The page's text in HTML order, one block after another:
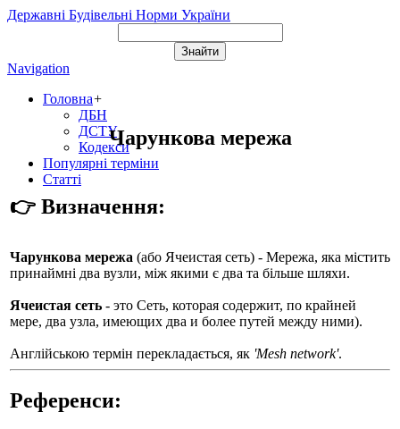
Державні Будівельні Норми України
Navigation
Головна+
ДБН
ДСТУ
Кодекси
Популярні терміни
Статті
Чарункова мережа
👉 Визначення:
Чарункова мережа (або Ячеистая сеть) - Мережа, яка містить
принаймні два вузли, між якими є два та більше шляхи.
Ячеистая сеть - это Сеть, которая содержит, по крайней
мере, два узла, имеющих два и более путей между ними).
Англійською термін перекладається, як 'Mesh network'.
Референси: